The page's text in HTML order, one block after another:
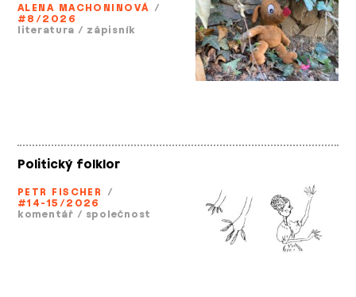
ALENA MACHONINOVÁ /
#8/2026
literatura / zápisník
Politický folklor
PETR FISCHER /
#14-15/2026
komentář / společnost